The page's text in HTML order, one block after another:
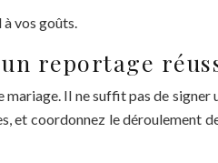
à vos goûts.
reportage
Il ne suffit pas de signer
et coordonnez le déroulement